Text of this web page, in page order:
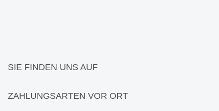
SIE FINDEN UNS AUF
ZAHLUNGSARTEN VOR ORT